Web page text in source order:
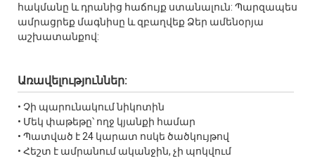
հակմանը և դրանից հաճույք ստանալուն: Պարզապես
ամրացրեք մագնիսը և զբաղվեք Ձեր ամենօրյա
աշխատանքով:
Առավելություններ:
• Չի պարունակում նիկոտին
• Մեկ փաթեթը՝ ողջ կյանքի համար
• Պատված է 24 կարատ ոսկե ծածկույթով
• Հեշտ է ամրանում ականջին, չի պոկվում